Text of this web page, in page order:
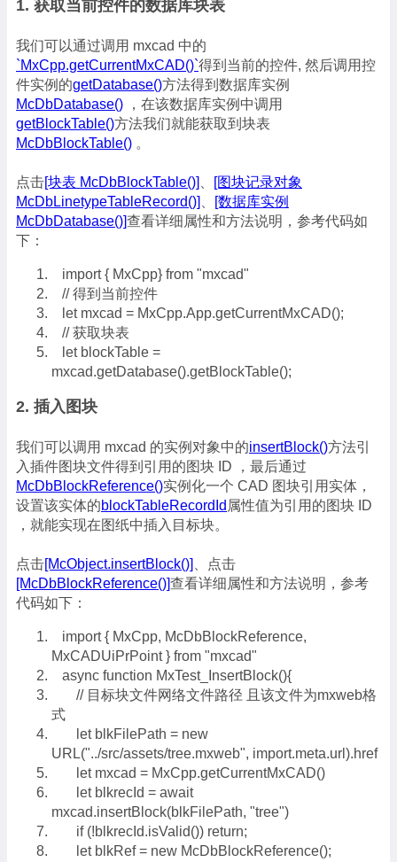
1. 获取当前控件的数据库块表
我们可以通过调用 mxcad 中的
`MxCpp.getCurrentMxCAD()`得到当前的控件, 然后调用控
件实例的getDatabase()方法得到数据库实例
McDbDatabase() ，在该数据库实例中调用
getBlockTable()方法我们就能获取到块表
McDbBlockTable() 。
点击[块表 McDbBlockTable()]
[图块记录对象
McDbLinetypeTableRecord()]
[数据库实例
McDbDatabase()]查看详细属性和方法说明，参考代码如
下：
import { MxCpp} from "mxcad"
// 得到当前控件
let mxcad = MxCpp.App.getCurrentMxCAD();
// 获取块表
let blockTable =
mxcad.getDatabase().getBlockTable();
2. 插入图块
我们可以调用 mxcad 的实例对象中的insertBlock()方法引
入插件图块文件得到引用的图块 ID ，最后通过
McDbBlockReference()实例化一个 CAD 图块引用实体，
设置该实体的blockTableRecordId 属性值为引用的图块 ID
，就能实现在图纸中插入目标块。
点击[McObject.insertBlock()]
、点击
[McDbBlockReference()]查看详细属性和方法说明，参考
代码如下：
import { MxCpp, McDbBlockReference,
MxCADUiPrPoint } from "mxcad"
async function MxTest_InsertBlock(){
// 目标块文件网络文件路径 且该文件为mxweb格
式
let blkFilePath = new
URL("../src/assets/tree.mxweb", import.meta.url).href
let mxcad = MxCpp.getCurrentMxCAD()
let blkrecId = await
mxcad.insertBlock(blkFilePath, "tree")
if (!blkrecId.isValid()) return;
let blkRef = new McDbBlockReference();